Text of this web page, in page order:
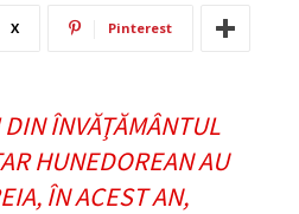
X Pinterest
ÎNVĂŢĂMÂNTUL
HUNEDOREAN AU
ÎN ACEST AN,